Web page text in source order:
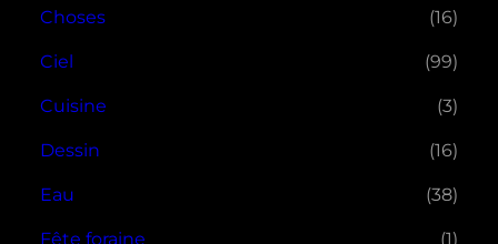
Choses (16)
Ciel (99)
Cuisine (3)
Dessin (16)
Eau (38)
Fête foraine (1)